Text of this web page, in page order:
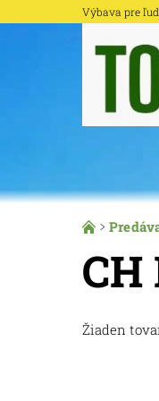
Výbava pre
CH
Žiaden